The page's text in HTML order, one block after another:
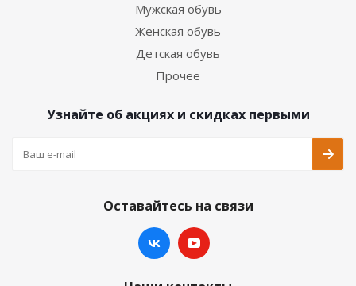
Мужская обувь
Женская обувь
Детская обувь
Прочее
Узнайте об акциях и скидках первыми
Оставайтесь на связи